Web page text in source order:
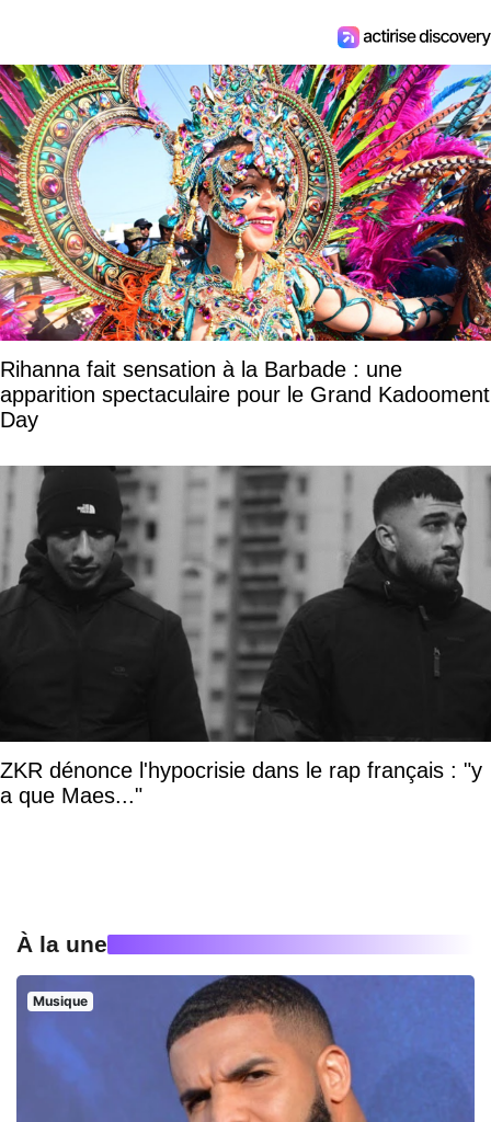
Rihanna fait sensation à la Barbade : une
apparition spectaculaire pour le Grand Kadooment
Day
ZKR dénonce l'hypocrisie dans le rap français : "y
a que Maes..."
À la une
Musique